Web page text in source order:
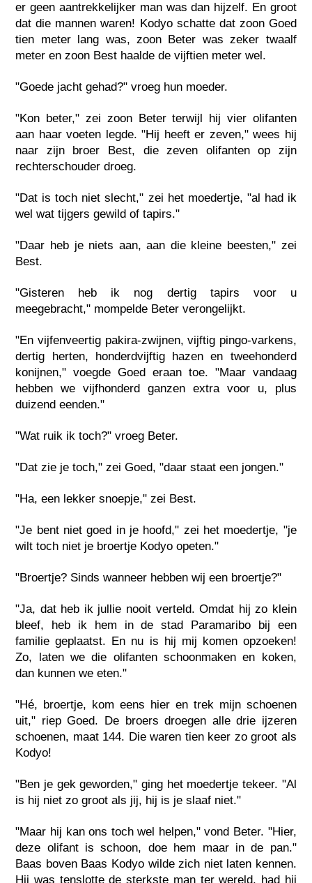
er geen aantrekkelijker man was dan hijzelf. En groot
dat die mannen waren! Kodyo schatte dat zoon Goed
tien meter lang was, zoon Beter was zeker twaalf
meter en zoon Best haalde de vijftien meter wel.
"Goede jacht gehad?" vroeg hun moeder.
"Kon beter," zei zoon Beter terwijl hij vier olifanten
aan haar voeten legde. "Hij heeft er zeven," wees hij
naar zijn broer Best, die zeven olifanten op zijn
rechterschouder droeg.
"Dat is toch niet slecht," zei het moedertje, "al had ik
wel wat tijgers gewild of tapirs."
"Daar heb je niets aan, aan die kleine beesten," zei
Best.
"Gisteren heb ik nog dertig tapirs voor u
meegebracht," mompelde Beter verongelijkt.
"En vijfenveertig pakira-zwijnen, vijftig pingo-varkens,
dertig herten, honderdvijftig hazen en tweehonderd
konijnen," voegde Goed eraan toe. "Maar vandaag
hebben we vijfhonderd ganzen extra voor u, plus
duizend eenden."
"Wat ruik ik toch?" vroeg Beter.
"Dat zie je toch," zei Goed, "daar staat een jongen."
"Ha, een lekker snoepje," zei Best.
"Je bent niet goed in je hoofd," zei het moedertje, "je
wilt toch niet je broertje Kodyo opeten."
"Broertje? Sinds wanneer hebben wij een broertje?"
"Ja, dat heb ik jullie nooit verteld. Omdat hij zo klein
bleef, heb ik hem in de stad Paramaribo bij een
familie geplaatst. En nu is hij mij komen opzoeken!
Zo, laten we die olifanten schoonmaken en koken,
dan kunnen we eten."
"Hé, broertje, kom eens hier en trek mijn schoenen
uit," riep Goed. De broers droegen alle drie ijzeren
schoenen, maat 144. Die waren tien keer zo groot als
Kodyo!
"Ben je gek geworden," ging het moedertje tekeer. "Al
is hij niet zo groot als jij, hij is je slaaf niet."
"Maar hij kan ons toch wel helpen," vond Beter. "Hier,
deze olifant is schoon, doe hem maar in de pan."
Baas boven Baas Kodyo wilde zich niet laten kennen.
Hij was tenslotte de sterkste man ter wereld, had hij